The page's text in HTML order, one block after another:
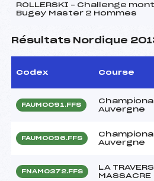
ROLLERSKI – Challenge
Bugey Master 2 Hommes
Résultats Nordique
Codex Course
FAUM0091.FFS
Auvergne
FAUM0096.FFS
Auvergne
FNAM0372.FFS
LA
MASSACRE